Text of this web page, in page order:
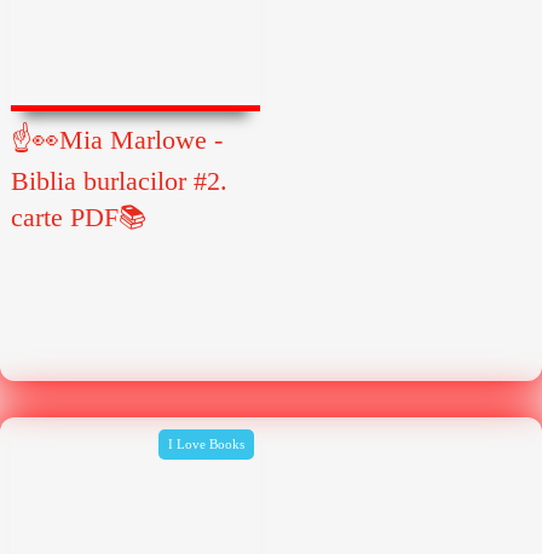
☝👀Mia Marlowe -
Biblia burlacilor #2.
carte PDF📚
I Love Books